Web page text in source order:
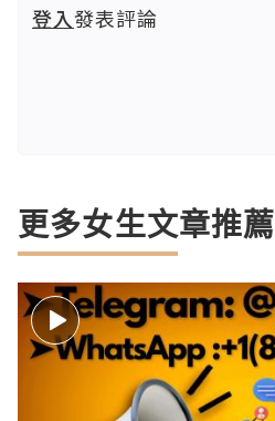
登入發表評論
更多女生文章推薦